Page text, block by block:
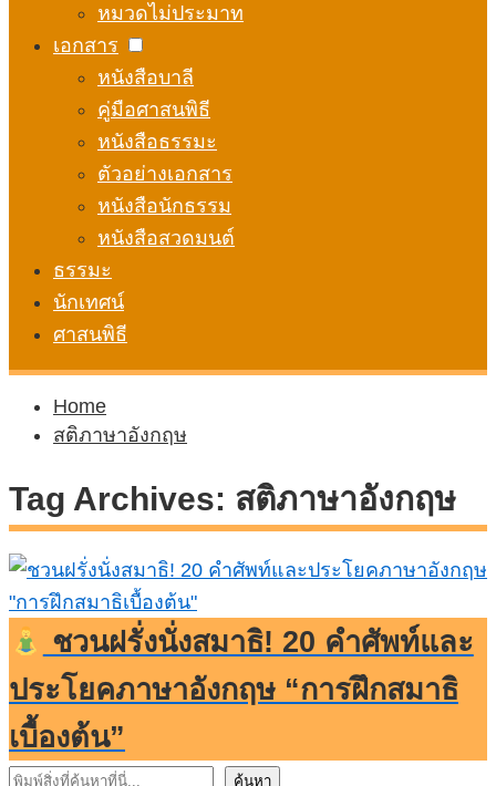
หมวดไม่ประมาท
เอกสาร
หนังสือบาลี
คู่มือศาสนพิธี
หนังสือธรรมะ
ตัวอย่างเอกสาร
หนังสือนักธรรม
หนังสือสวดมนต์
ธรรมะ
นักเทศน์
ศาสนพิธี
Home
สติภาษาอังกฤษ
Tag Archives: สติภาษาอังกฤษ
ชวนฝรั่งนั่งสมาธิ! 20 คำศัพท์และ
ประโยคภาษาอังกฤษ “การฝึกสมาธิ
เบื้องต้น”
ค้นหา